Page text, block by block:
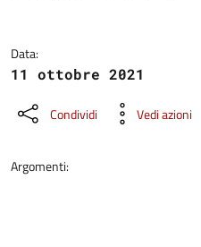
Data:
11 ottobre 2021
Condividi Vedi azioni
Argomenti: